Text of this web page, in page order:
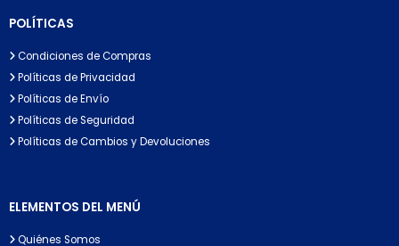
POLÍTICAS
Condiciones de Compras
Políticas de Privacidad
Políticas de Envío
Políticas de Seguridad
Políticas de Cambios y Devoluciones
ELEMENTOS DEL MENÚ
Quiénes Somos